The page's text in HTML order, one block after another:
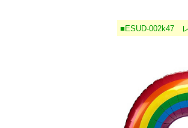
■ESUD-002k47